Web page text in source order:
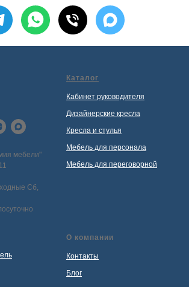
мебели"
Сб,
Каталог
Кабинет руководителя
Дизайнерские кресла
Кресла и стулья
Мебель для персонала
Мебель для переговорной
О компании
Контакты
Блог